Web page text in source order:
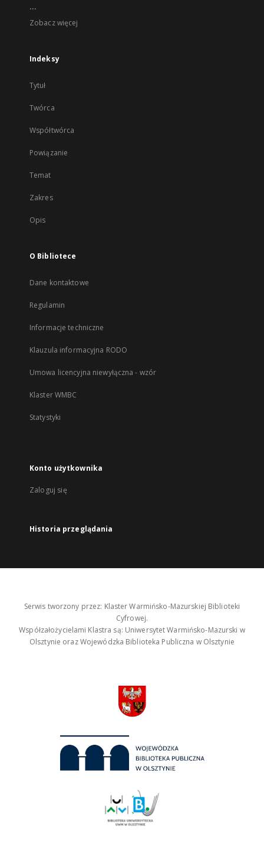
...
Zobacz więcej
Indeksy
Tytuł
Twórca
Współtwórca
Powiązanie
Temat
Zakres
Opis
O Bibliotece
Dane kontaktowe
Regulamin
Informacje techniczne
Klauzula informacyjna RODO
Umowa licencyjna niewyłączna - wzór
Klaster WMBC
Statystyki
Konto użytkownika
Zaloguj się
Historia przeglądania
Serwis tworzony przez: Klaster Warmińsko-Mazurskiej Biblioteki
Cyfrowej.
Współzałożycielami Klastra są: Uniwersytet Warmińsko-Mazurski w
Olsztynie oraz Wojewódzka Biblioteka Publiczna w Olsztynie